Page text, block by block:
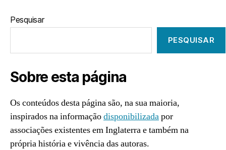
Pesquisar
PESQUISAR
Sobre esta página
Os conteúdos desta página são, na sua maioria,
inspirados na informaçãodisponibilizadapor
associações existentes em Inglaterra e também na
própria história e vivência das autoras.